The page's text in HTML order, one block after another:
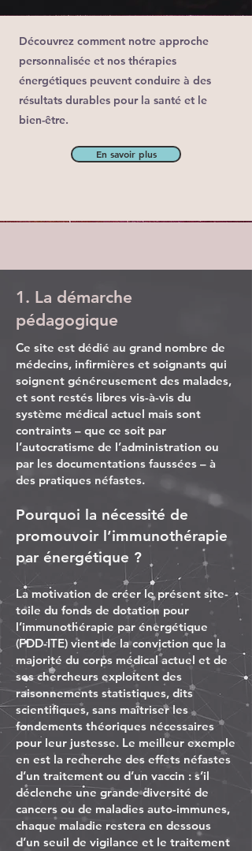
Découvrez comment notre approche
personnalisée et nos thérapies
énergétiques peuvent conduire à des
résultats durables pour la santé et le
bien-être.
En savoir plus
1. La démarche
pédagogique
Ce site est dédié au grand nombre de
médecins, infirmières et soignants qui
soignent généreusement des malades,
et sont restés libres vis-à-vis du
système médical actuel mais sont
contraints – que ce soit par
l’autocratisme de l’administration ou
par les documentations faussées – à
des pratiques néfastes.
Pourquoi la nécessité de
promouvoir l’immunothérapie
par énergétique ?
La motivation de créer le présent site-
toile du fonds de dotation pour
l’immunothérapie par énergétique
(FDD-ITE) vient de la conviction que la
majorité du corps médical actuel et de
ses chercheurs exploitent des
raisonnements statistiques, dits
scientifiques, sans maîtriser les
fondements théoriques nécessaires
pour leur justesse. Le meilleur exemple
en est la recherche des effets néfastes
d’un traitement ou d’un vaccin : s’il
déclenche une grande diversité de
cancers ou de maladies auto-immunes,
chaque maladie restera en dessous
d’un seuil de vigilance et le traitement